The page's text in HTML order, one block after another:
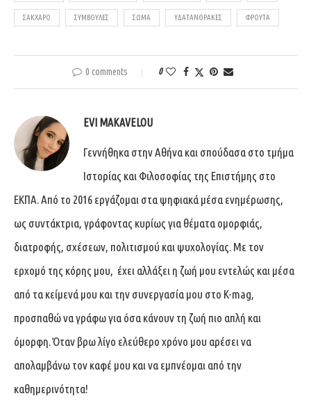
ΣΆΚΧΑΡΟ ΣΥΜΒΟΥΛΈΣ ΣΏΜΑ ΥΔΑΤΆΝΘΡΑΚΕΣ ΦΡΟΎΤΑ
0 comments 0
EVI MAKAVELOU
Γεννήθηκα στην Αθήνα και σπούδασα στο τμήμα
Ιστορίας και Φιλοσοφίας της Επιστήμης στο
ΕΚΠΑ. Από το 2016 εργάζομαι στα ψηφιακά μέσα ενημέρωσης,
ως συντάκτρια, γράφοντας κυρίως για θέματα ομορφιάς,
διατροφής, σχέσεων, πολιτισμού και ψυχολογίας. Με τον
ερχομό της κόρης μου, έχει αλλάξει η ζωή μου εντελώς και μέσα
από τα κείμενά μου και την συνεργασία μου στο K-mag,
προσπαθώ να γράφω για όσα κάνουν τη ζωή πιο απλή και
όμορφη. Όταν βρω λίγο ελεύθερο χρόνο μου αρέσει να
απολαμβάνω τον καφέ μου και να εμπνέομαι από την
καθημερινότητα!